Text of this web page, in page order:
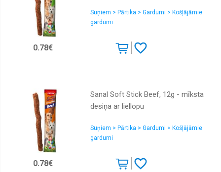
Suņiem > Pārtika > Gardumi > Košļājāmie
gardumi
0.78€
Sanal Soft Stick Beef, 12g - mīksta
desiņa ar liellopu
Suņiem > Pārtika > Gardumi > Košļājāmie
gardumi
0.78€